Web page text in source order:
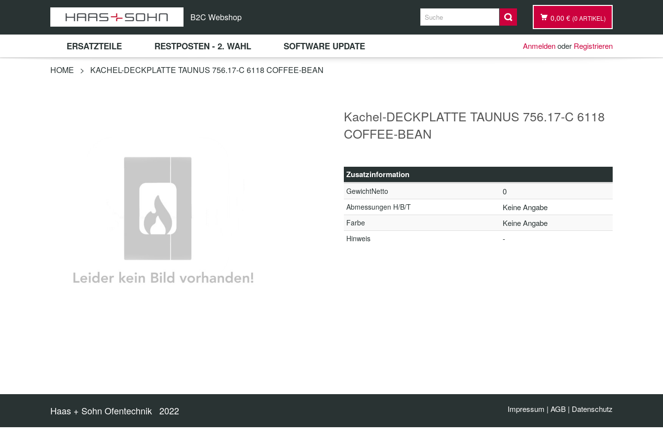
B2C Webshop 0,00 € (0 ARTIKEL)
ERSATZTEILE RESTPOSTEN - 2. WAHL SOFTWARE UPDATE Anmeldenoder Registrieren
HOME > KACHEL-DECKPLATTE TAUNUS 756.17-C 6118 COFFEE-BEAN
Kachel-DECKPLATTE TAUNUS 756.17-C 6118
COFFEE-BEAN
Zusatzinformation
GewichtNetto 0
Abmessungen H/B/T Keine Angabe
Farbe Keine Angabe
Hinweis -
Haas + Sohn Ofentechnik 2022 Impressum | AGB | Datenschutz